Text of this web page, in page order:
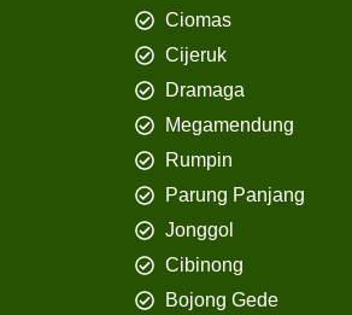
Ciomas
Cijeruk
Dramaga
Megamendung
Rumpin
Parung Panjang
Jonggol
Cibinong
Bojong Gede